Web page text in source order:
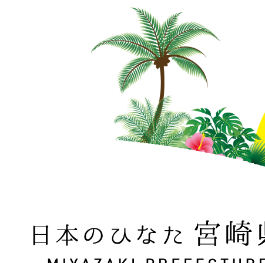
日本のひなた 宮崎県 MIYAZAKI PREFECTURE